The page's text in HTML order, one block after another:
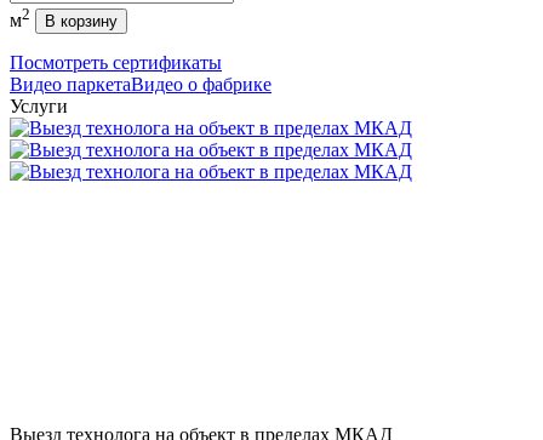
м2 В корзину
Посмотреть сертификаты
Видео паркетаВидео о фабрике
Услуги
Выезд технолога на объект в пределах МКАД